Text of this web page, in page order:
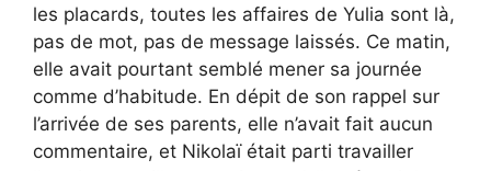
les placards, toutes les affaires de Yulia sont là,
pas de mot, pas de message laissés. Ce matin,
elle avait pourtant semblé mener sa journée
comme d’habitude. En dépit de son rappel sur
l’arrivée de ses parents, elle n’avait fait aucun
commentaire, et Nikolaï était parti travailler